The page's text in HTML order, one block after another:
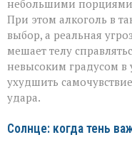
небольшими
При этом алкоголь в
выбор, а реальная
мешает телу
невысоким градусом в
ухудшить
удара.
Солнце: когда тень